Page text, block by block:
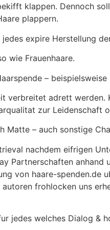
klappen. Dennoch
plappern.
expire Herstellung
wie Frauenhaare.
–
verbreitet adrett
zur Leidenschaft
Matte – auch sonstige
nachdem eifrigen
Partnerschaften
von haare-
frohlocken uns
jedes welches Dialog &